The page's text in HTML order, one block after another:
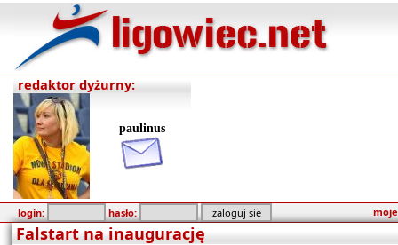
redaktor dyżurny:
paulinus
login: hasło:
Falstart na inaugurację